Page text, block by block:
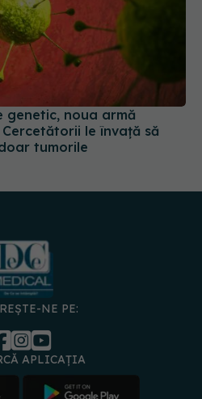
noua armă
le învață să
tumorile
NE PE:
APLICAȚIA